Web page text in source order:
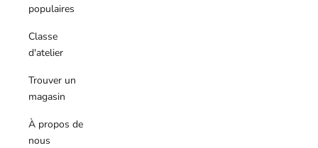
populaires
Classe
d'atelier
Trouver un
magasin
À propos de
nous